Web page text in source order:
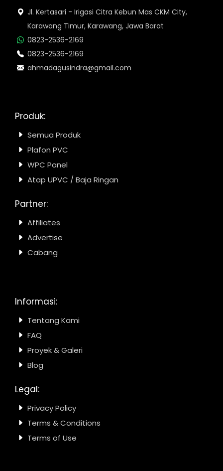
Jl. Kertasari - Irigasi Citra Kebun Mas CKM City,
Karawang Timur, Karawang, Jawa Barat
0823-2536-2169
0823-2536-2169
ahmadagusindra@gmail.com
Produk:
Semua Produk
Plafon PVC
WPC Panel
Atap UPVC / Baja Ringan
Partner:
Affiliates
Advertise
Cabang
Informasi:
Tentang Kami
FAQ
Proyek & Galeri
Blog
Legal:
Privacy Policy
Terms & Conditions
Terms of Use